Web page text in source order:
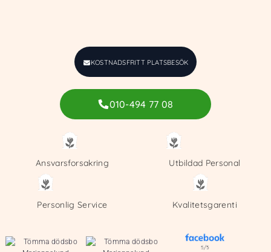
KOSTNADSFRITT PLATSBESÖK
010-494 77 08
Ansvarsforsakring Utbildad Personal
Personlig Service Kvalitetsgarenti